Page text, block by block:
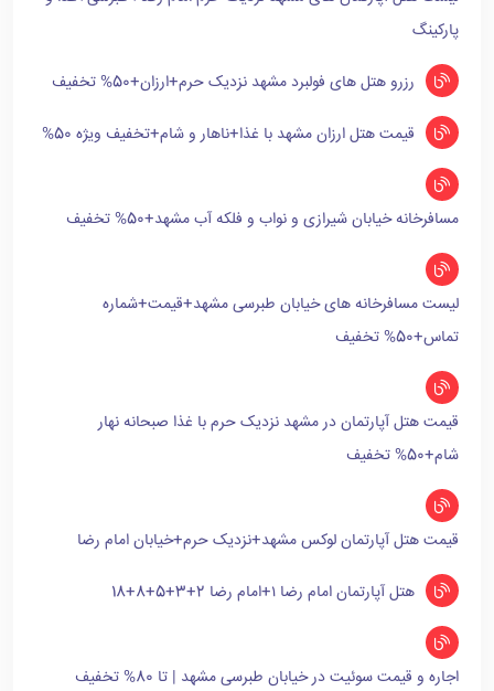
پارکینگ
رزرو هتل های فولبرد مشهد نزدیک حرم+ارزان+50% تخفیف
قیمت هتل ارزان مشهد با غذا+ناهار و شام+تخفیف ویژه 50%
مسافرخانه خیابان شیرازی و نواب و فلکه آب مشهد+50% تخفیف
لیست مسافرخانه های خیابان طبرسی مشهد+قیمت+شماره
تماس+50% تخفیف
قیمت هتل آپارتمان در مشهد نزدیک حرم با غذا صبحانه نهار
شام+50% تخفیف
قیمت هتل آپارتمان لوکس مشهد+نزدیک حرم+خیابان امام رضا
هتل آپارتمان امام رضا ۱+امام رضا 2+3+5+8+18
اجاره و قیمت سوئیت در خیابان طبرسی مشهد | تا 80% تخفیف